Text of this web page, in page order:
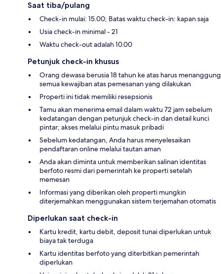
Saat tiba/pulang
Check-in mulai: 15.00; Batas waktu check-in: kapan saja
Usia check-in minimal - 21
Waktu check-out adalah 10.00
Petunjuk check-in khusus
Orang dewasa berusia 18 tahun ke atas harus menanggung
semua kewajiban atas pemesanan yang dilakukan
Properti ini tidak memiliki resepsionis
Tamu akan menerima email dalam waktu 72 jam sebelum
kedatangan dengan petunjuk check-in dan detail kunci
pintar; akses melalui pintu masuk pribadi
Sebelum kedatangan, Anda harus menyelesaikan
pendaftaran online melalui tautan aman
Anda akan diminta untuk memberikan salinan identitas
berfoto resmi dari pemerintah ke properti setelah
memesan
Informasi yang diberikan oleh properti mungkin
diterjemahkan menggunakan sistem terjemahan otomatis
Diperlukan saat check-in
Kartu kredit, kartu debit, deposit tunai diperlukan untuk
biaya tak terduga
Kartu identitas berfoto yang diterbitkan pemerintah
diperlukan